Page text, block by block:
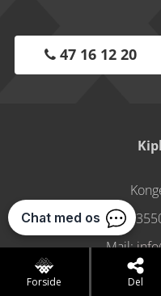
Forside Del
 47 16 12 20
Mail: